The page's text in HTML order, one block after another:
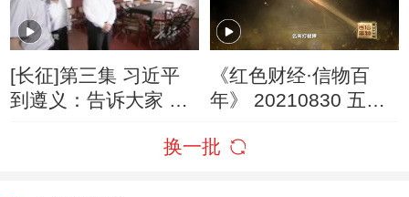
[长征]第三集 习近平
到遵义：告诉大家 我
《红色财经·信物百
年》 20210830 五卅
棒
换一批